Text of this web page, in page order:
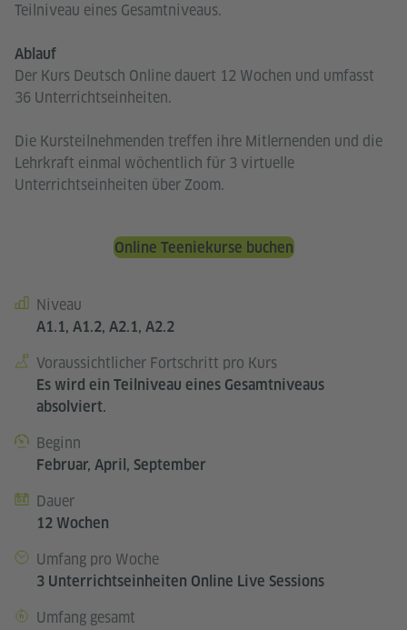
Teilniveau eines Gesamtniveaus.
Ablauf
Der Kurs Deutsch Online dauert 12 Wochen und umfasst
36 Unterrichtseinheiten.
Die Kursteilnehmenden treffen ihre Mitlernenden und die
Lehrkraft einmal wöchentlich für 3 virtuelle
Unterrichtseinheiten über Zoom.
Online Teeniekurse buchen
Kursdetails
Niveau
A1.1, A1.2, A2.1, A2.2
Voraussichtlicher Fortschritt pro Kurs
Es wird ein Teilniveau eines Gesamtniveaus
absolviert.
Beginn
Februar, April, September
Dauer
12 Wochen
Umfang pro Woche
3 Unterrichtseinheiten Online Live Sessions
Umfang gesamt